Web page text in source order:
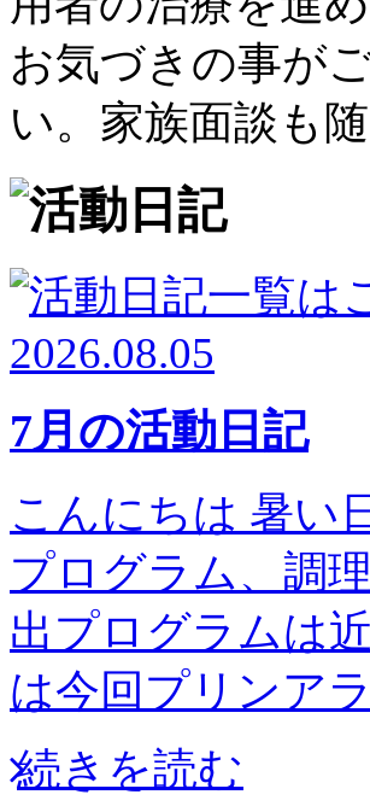
お気づきの事が
い。家族面談も
2026.08.05
7月の活動日記
こんにちは 暑い
プログラム、調
出プログラムは
は今回プリンア
続きを読む